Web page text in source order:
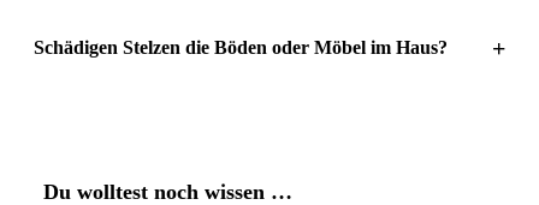
Schädigen Stelzen die Böden oder Möbel im Haus? +
Du wolltest noch wissen …